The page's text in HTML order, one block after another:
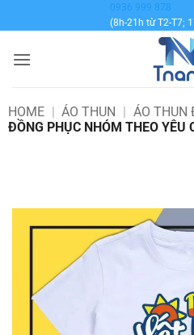
qua
dung
0936 999 878
(8h-21h từ T2-T7;
HOME | ÁO THUN | ÁO THUN
ĐỒNG PHỤC NHÓM THEO YÊU